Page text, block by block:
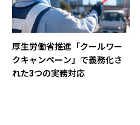
厚生労働省推進「クールワー
クキャンペーン」で義務化さ
れた3つの実務対応